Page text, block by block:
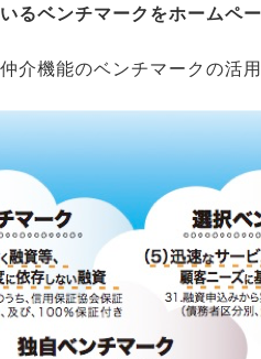
るベンチマークをホームペ
介機能のベンチマークの活